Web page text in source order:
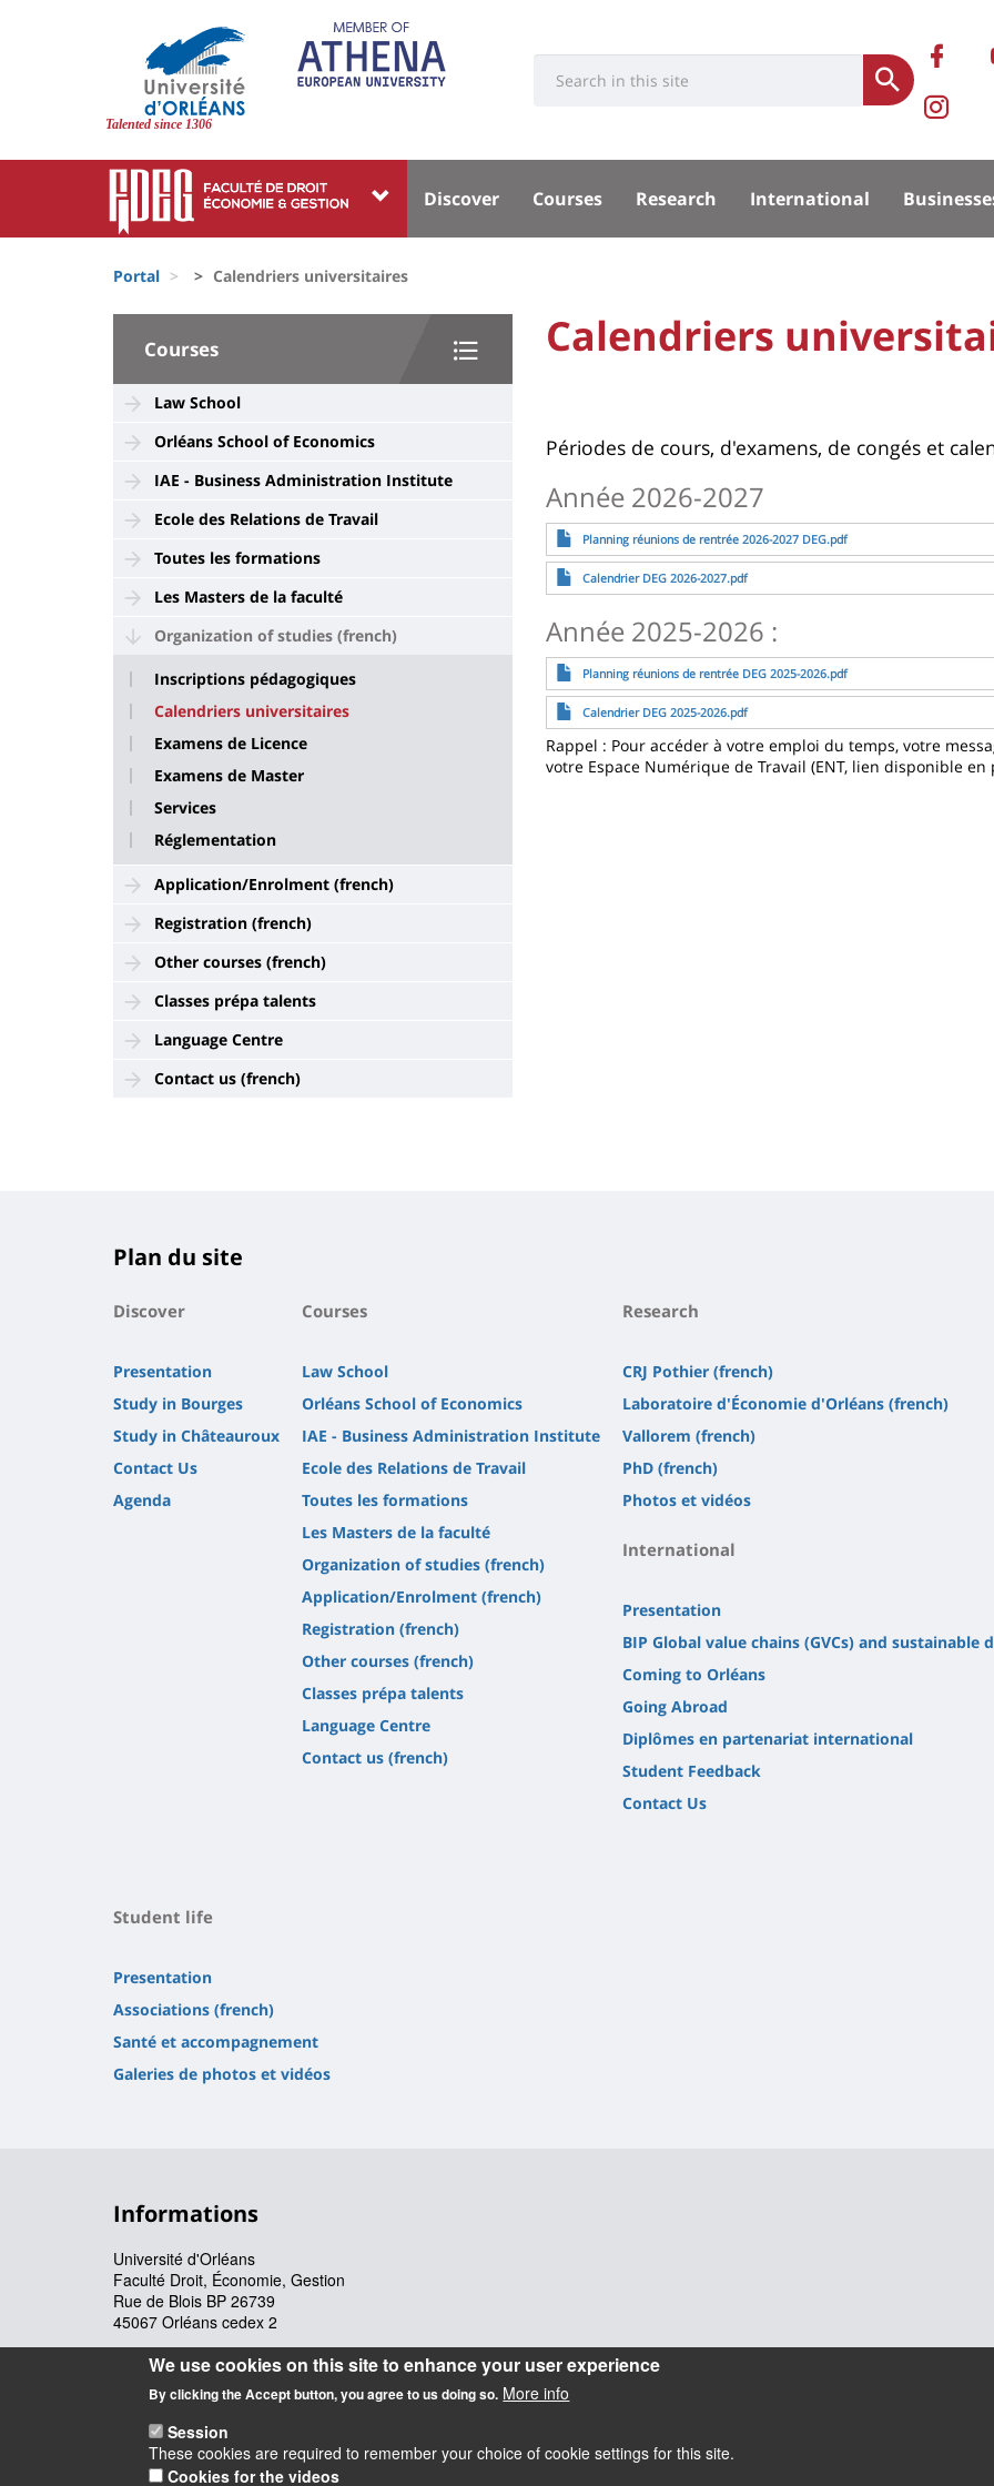
Site
Talented since 1306
Université
Submitsociaux
sur
de
Université
Block
liste
des
composantes
Menu
principal
Discover Courses Research International
d'Ariane
Portal Calendriers universitaires
University
Sidebar
Courses
Law School
Orléans School of Economics
IAE - Business Administration Institute
Ecole des Relations de Travail
Toutes les formations
Les Masters de la faculté
Organization of studies (french)
Inscriptions pédagogiques
Calendriers universitaires
Examens de Licence
Examens de Master
Services
Réglementation
Application/Enrolment (french)
Registration (french)
Other courses (french)
Classes prépa talents
Language Centre
Contact us (french)
University
content
Titre
page
Calendriers
Contenu
de
la
page
principale
Périodes de cours, d'examens, de congés et
Année 2026-2027
File Planning réunions de rentrée 2026-2027 DEG.pdf
File Calendrier DEG 2026-2027.pdf
Année 2025-2026 :
File Planning réunions de rentrée DEG 2025-2026.pdf
File Calendrier DEG 2025-2026.pdf
Rappel : Pour accéder à votre emploi du temps, votre
votre Espace Numérique de Travail (ENT, lien disponible
Plan du site
Discover
Presentation
Study in Bourges
Study in Châteauroux
Contact Us
Agenda
Courses
Law School
Orléans School of Economics
IAE - Business Administration Institute
Ecole des Relations de Travail
Toutes les formations
Les Masters de la faculté
Organization of studies (french)
Application/Enrolment (french)
Registration (french)
Other courses (french)
Classes prépa talents
Language Centre
Contact us (french)
Research
CRJ Pothier (french)
Laboratoire d'Économie d'Orléans (french)
Vallorem (french)
PhD (french)
Photos et vidéos
International
Presentation
BIP Global value chains (GVCs) and sustainable
Coming to Orléans
Going Abroad
Diplômes en partenariat international
Student Feedback
Contact Us
Student life
Presentation
Associations (french)
Santé et accompagnement
Galeries de photos et vidéos
Informations
Université d'Orléans
Faculté Droit, Économie, Gestion
Rue de Blois BP 26739
45067 Orléans cedex 2
Accueil : 02 38 41 70 31
Courriel :accueil.deg@univ-orleans.fr
We use cookies on this site to enhance your user experience
By clicking the Accept button, you agree to us doing so. More info
Session
These cookies are required to remember your choice of cookie settings for this site.
Cookies for the videos